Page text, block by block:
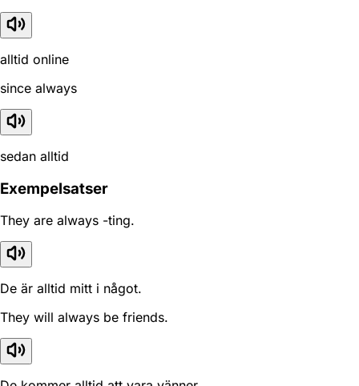
alltid online
since always
sedan alltid
Exempelsatser
They are always -ting.
De är alltid mitt i något.
They will always be friends.